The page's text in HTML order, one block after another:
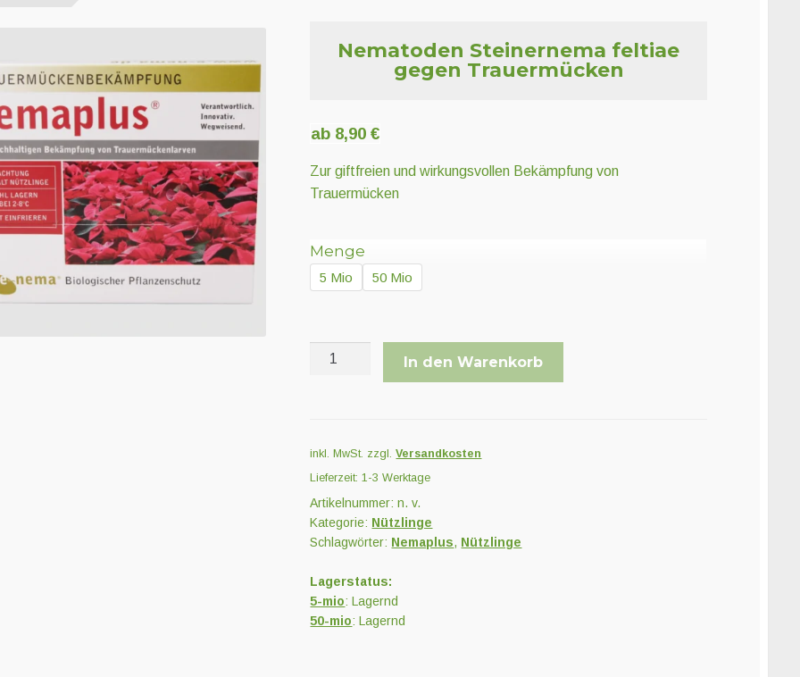
Nematoden Steinernema feltiae
gegen Trauermücken
ab 8,90€
Zur giftfreien und wirkungsvollen Bekämpfung von
Trauermücken
Menge
5 Mio 50 Mio
Nematoden
In den Warenkorb
inkl. MwSt. zzgl.Versandkosten
Lieferzeit:1-3 Werktage
Artikelnummer:n. v.
Kategorie: Nützlinge
Schlagwörter: Nemaplus, Nützlinge
Lagerstatus:
5-mio: Lagernd
50-mio: Lagernd